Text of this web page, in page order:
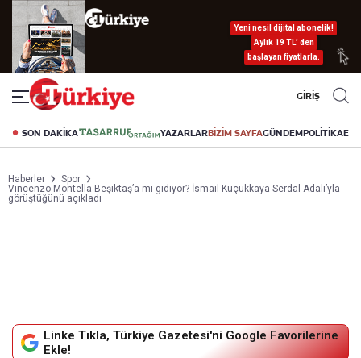
Yeni nesil dijital abonelik!
Aylık 19 TL’ den
başlayan fiyatlarla.
GİRİŞ
SON DAKİKA YAZARLARBİZİM SAYFAGÜNDEMPOLİTİKA
Haberler
Spor
Vincenzo Montella Beşiktaş’a mı gidiyor? İsmail Küçükkaya Serdal Adalı’yla
görüştüğünü açıkladı
Linke Tıkla, Türkiye Gazetesi'ni Google Favorilerine
Ekle!